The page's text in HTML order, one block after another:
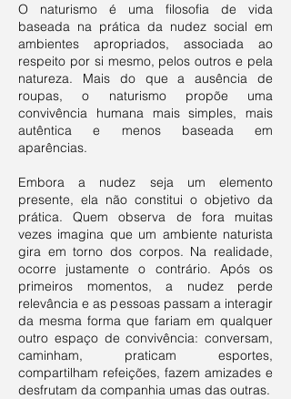
O naturismo é uma filosofia de vida
baseada na prática da nudez social em
ambientes apropriados, associada ao
respeito por si mesmo, pelos outros e pela
natureza. Mais do que a ausência de
roupas, o naturismo propõe uma
convivência humana mais simples, mais
autêntica e menos baseada em
aparências.
Embora a nudez seja um elemento
presente, ela não constitui o objetivo da
prática. Quem observa de fora muitas
vezes imagina que um ambiente naturista
gira em torno dos corpos. Na realidade,
ocorre justamente o contrário. Após os
primeiros momentos, a nudez perde
relevância e as pessoas passam a interagir
da mesma forma que fariam em qualquer
outro espaço de convivência: conversam,
caminham, praticam esportes,
compartilham refeições, fazem amizades e
desfrutam da companhia umas das outras.